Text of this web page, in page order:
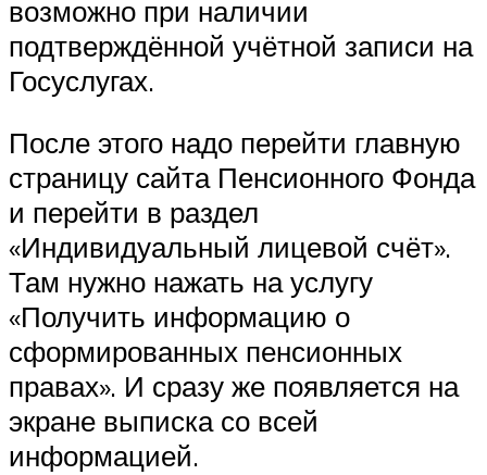
возможно при наличии
подтверждённой учётной записи на
Госуслугах.
После этого надо перейти главную
страницу сайта Пенсионного Фонда
и перейти в раздел
«Индивидуальный лицевой счёт».
Там нужно нажать на услугу
«Получить информацию о
сформированных пенсионных
правах». И сразу же появляется на
экране выписка со всей
информацией.